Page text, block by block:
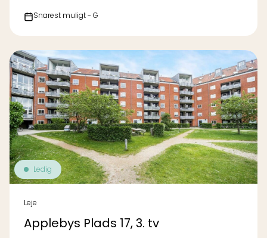
Snarest muligt - G
Ledig
Leje
Applebys Plads 17, 3. tv